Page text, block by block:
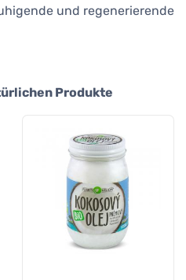
und regenerierende
Produkte